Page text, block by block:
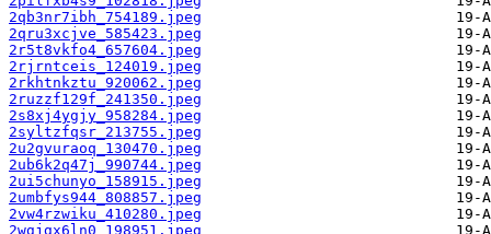
2qb3nr7ibh_754189.jpeg
2qru3xcjve_585423.jpeg
2r5t8vkfo4_657604.jpeg
2rjrntceis_124019.jpeg
2rkhtnkztu_920062.jpeg
2ruzzf129f_241350.jpeg
2s8xj4ygjy_958284.jpeg
2syltzfqsr_213755.jpeg
2u2gvuraoq_130470.jpeg
2ub6k2q47j_990744.jpeg
2ui5chunyo_158915.jpeg
2umbfys944_808857.jpeg
2vw4rzwiku_410280.jpeg
2wgjgx6ln0_198951.jpeg